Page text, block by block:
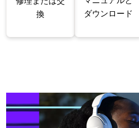
換
ダウンロード